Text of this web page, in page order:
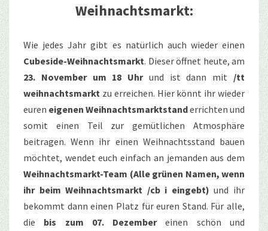
Weihnachtsmarkt:
Wie jedes Jahr gibt es natürlich auch wieder einen
Cubeside-Weihnachtsmarkt. Dieser öffnet heute, am
23. November um 18 Uhrund ist dann mit /tt
weihnachtsmarkt zu erreichen. Hier könnt ihr wieder
euren eigenen Weihnachtsmarktstanderrichten und
somit einen Teil zur gemütlichen Atmosphäre
beitragen. Wenn ihr einen Weihnachtsstand bauen
möchtet, wendet euch einfach an jemanden aus dem
Weihnachtsmarkt-Team (Alle grünen Namen, wenn
ihr beim Weihnachtsmarkt /cb i eingebt) und ihr
bekommt dann einen Platz für euren Stand. Für alle,
die bis zum 07. Dezembereinen schön und